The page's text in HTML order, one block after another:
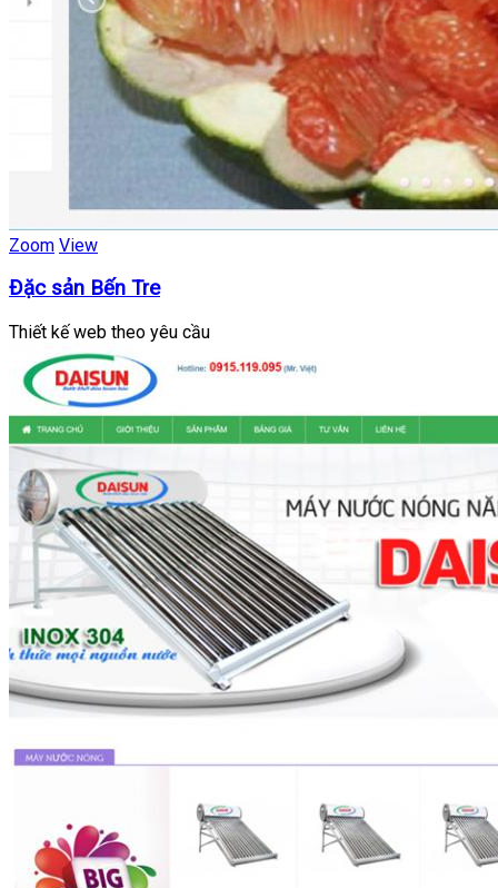
Zoom View
Đặc sản Bến Tre
Thiết kế web theo yêu cầu